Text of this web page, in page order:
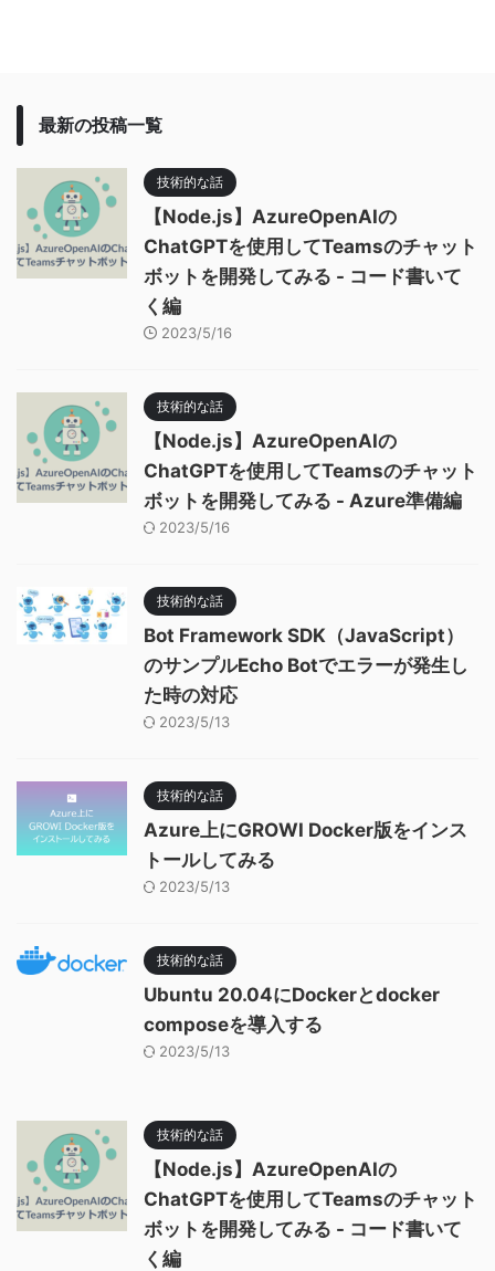
最新の投稿一覧
技術的な話
【Node.js】AzureOpenAIの
ChatGPTを使用してTeamsのチャット
ボットを開発してみる - コード書いて
く編
2023/5/16
技術的な話
【Node.js】AzureOpenAIの
ChatGPTを使用してTeamsのチャット
ボットを開発してみる - Azure準備編
2023/5/16
技術的な話
Bot Framework SDK（JavaScript）
のサンプルEcho Botでエラーが発生し
た時の対応
2023/5/13
技術的な話
Azure上にGROWI Docker版をインス
トールしてみる
2023/5/13
技術的な話
Ubuntu 20.04にDockerとdocker
composeを導入する
2023/5/13
技術的な話
【Node.js】AzureOpenAIの
ChatGPTを使用してTeamsのチャット
ボットを開発してみる - コード書いて
く編